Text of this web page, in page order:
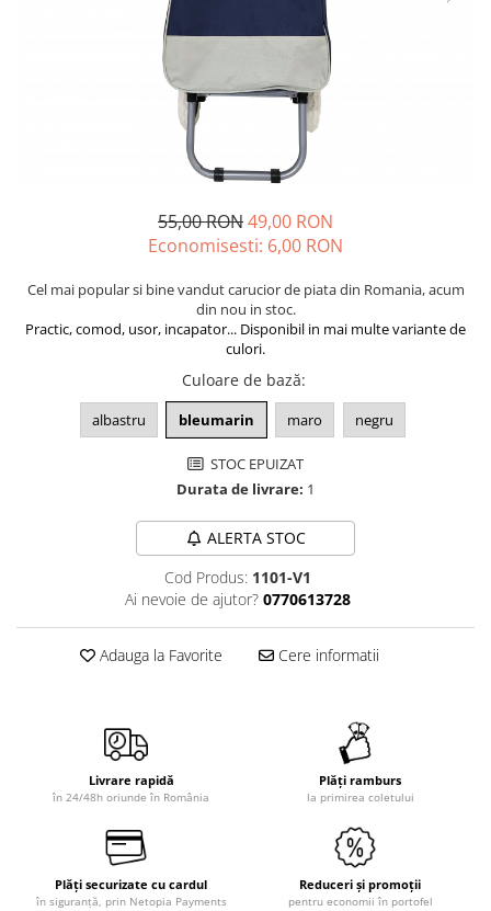
Huse de protectie pat finet
Huse de protecție scaun
Produse de cult religios
55,00 RON49,00 RON
Economisesti: 6,00 RON
Cel mai popular si bine vandut carucior de piata din Romania, acum
din nou in stoc.
Practic, comod, usor, incapator... Disponibil in mai multe variante de
culori.
Culoare de bază:
albastru bleumarin maro negru
STOC EPUIZAT
Durata de livrare: 1
ALERTA STOC
Cod Produs: 1101-V1
Ai nevoie de ajutor? 0770613728
Adauga la Favorite Cere informatii
Livrare rapidă
în 24/48h oriunde în România
Plăți ramburs
la primirea coletului
Plăți securizate cu cardul
în siguranță, prin Netopia Payments
Reduceri și promoții
pentru economii în portofel